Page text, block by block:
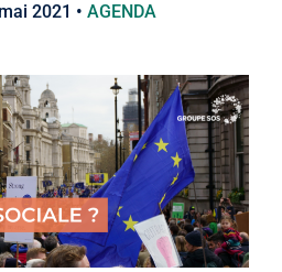
2021 • AGENDA